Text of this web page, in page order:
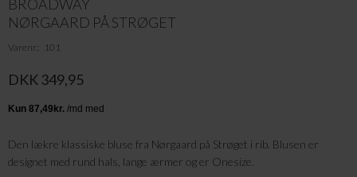
BROADWAY
NØRGAARD PÅ STRØGET
Varenr. 101
DKK 349,95
Den lækre klassiske bluse fra Nørgaard på Strøget i rib. Blusen er
designet med rund hals, lange ærmer og er Onesize.